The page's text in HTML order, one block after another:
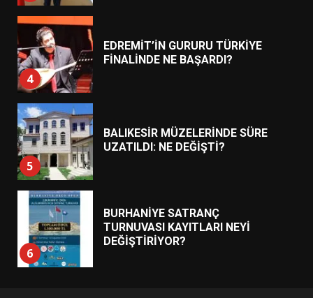
4
EDREMİT’İN GURURU TÜRKİYE
FİNALİNDE NE BAŞARDI?
5
BALIKESİR MÜZELERİNDE SÜRE
UZATILDI: NE DEĞİŞTİ?
6
BURHANİYE SATRANÇ
TURNUVASI KAYITLARI NEYİ
DEĞİŞTİRİYOR?